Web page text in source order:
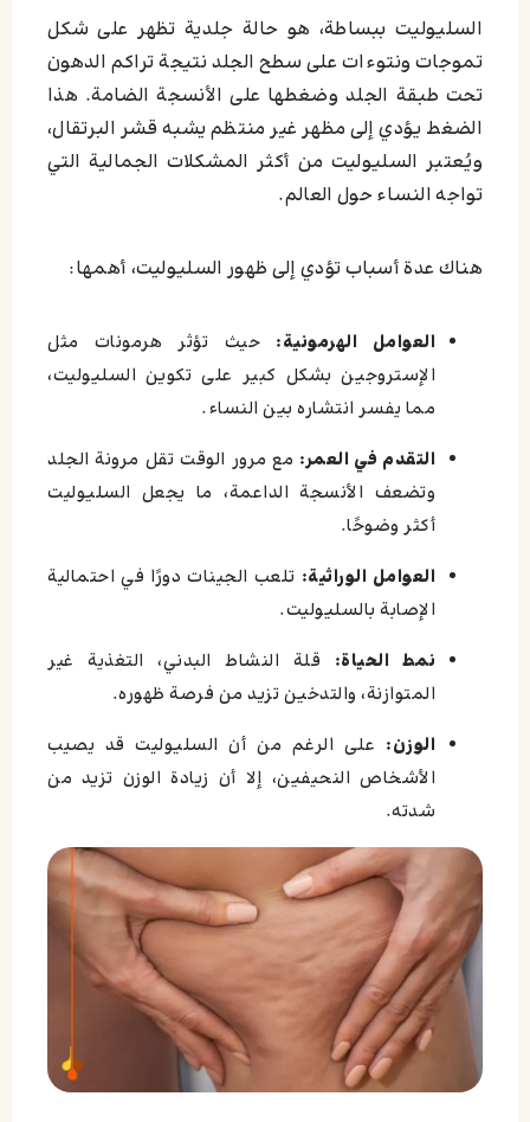
السليوليت ببساطة، هو حالة جلدية تظهر على شكل
تموجات ونتوءات على سطح الجلد نتيجة تراكم الدهون
تحت طبقة الجلد وضغطها على الأنسجة الضامة. هذا
الضغط يؤدي إلى مظهر غير منتظم يشبه قشر البرتقال،
ويُعتبر السليوليت من أكثر المشكلات الجمالية التي
تواجه النساء حول العالم.
هناك عدة أسباب تؤدي إلى ظهور السليوليت، أهمها:
العوامل الهرمونية: حيث تؤثر هرمونات مثل
الإستروجين بشكل كبير على تكوين السليوليت،
مما يفسر انتشاره بين النساء.
التقدم في العمر: مع مرور الوقت تقل مرونة الجلد
وتضعف الأنسجة الداعمة، ما يجعل السليوليت
أكثر وضوحًا.
العوامل الوراثية: تلعب الجينات دورًا في احتمالية
الإصابة بالسليوليت.
نمط الحياة: قلة النشاط البدني، التغذية غير
المتوازنة، والتدخين تزيد من فرصة ظهوره.
الوزن: على الرغم من أن السليوليت قد يصيب
الأشخاص النحيفين، إلا أن زيادة الوزن تزيد من
شدته.